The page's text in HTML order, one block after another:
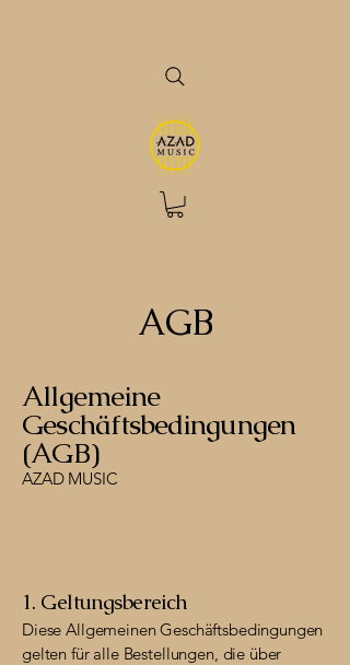
AGB
Allgemeine
Geschäftsbedingungen
(AGB)
AZAD MUSIC
1. Geltungsbereich
Diese Allgemeinen Geschäftsbedingungen
gelten für alle Bestellungen, die über